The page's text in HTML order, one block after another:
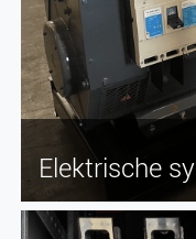
Elektrische